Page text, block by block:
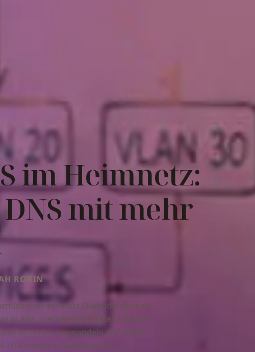
im Heimnetz:
mit mehr
ROBIN
hier ein Host Override, dort ein
VLANs, mehrere Interfaces und ein
kommen, verwandeln sich diese
UI-Einträge in versteckten